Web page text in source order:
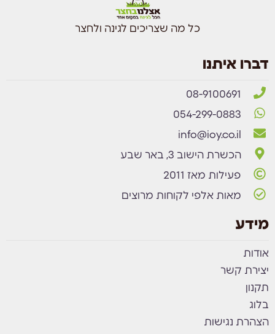
כל מה שצריכים לגינה ולחצר
דברו איתנו
08-9100691
054-299-0883
info@ioy.co.il
הכשרת הישוב 3, באר שבע
פעילות מאז 2011
מאות אלפי לקוחות מרוצים
מידע
אודות
יצירת קשר
תקנון
בלוג
הצהרת נגישות